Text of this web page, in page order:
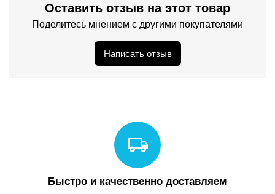
Оставить отзыв на этот товар
Поделитесь мнением с другими покупателями
Написать отзыв
Быстро и качественно доставляем